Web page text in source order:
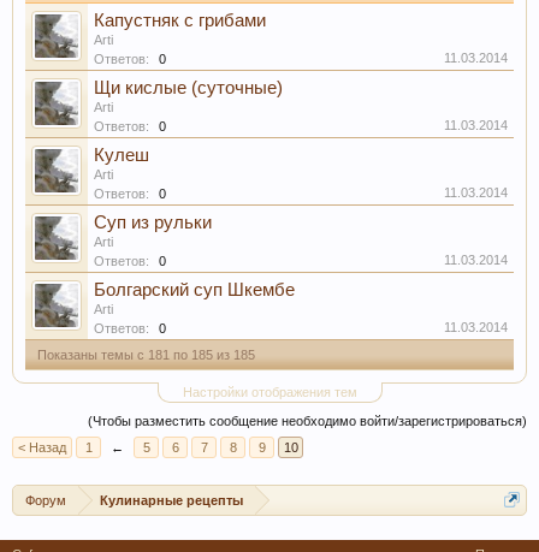
Капустняк с грибами
Arti
Ответов:
0 11.03.2014
Щи кислые (суточные)
Arti
Ответов:
0 11.03.2014
Кулеш
Arti
Ответов:
0 11.03.2014
Суп из рульки
Arti
Ответов:
0 11.03.2014
Болгарский суп Шкембе
Arti
Ответов:
0
11.03.2014
Показаны темы с 181 по 185 из 185
Настройки отображения тем
(Чтобы разместить сообщение необходимо войти/зарегистрироваться)
< Назад
1 ← 5 6 7 8 9 10
Форум Кулинарные рецепты